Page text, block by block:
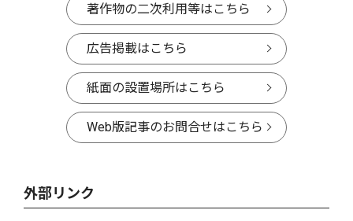
著作物の二次利用等はこちら
広告掲載はこちら
紙面の設置場所はこちら
Web版記事のお問合せはこちら
外部リンク